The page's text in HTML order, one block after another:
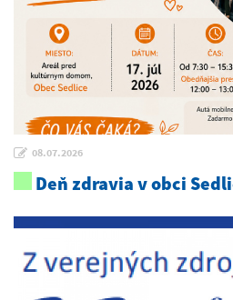
08.07.2026
Deň zdravia v obci